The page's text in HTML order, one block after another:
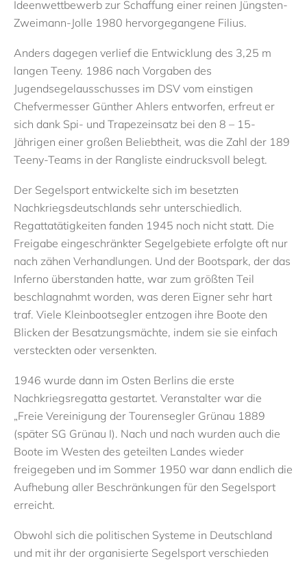
Ideenwettbewerb zur Schaffung einer reinen Jüngsten-
Zweimann-Jolle 1980 hervorgegangene Filius.
Anders dagegenverlief die Entwicklung des 3,25 m
langenTeeny. 1986 nach Vorgaben des
Jugendsegelausschusses im DSV vom einstigen
Chefvermesser Günther Ahlers entworfen, erfreut er
sich dank Spi- und Trapezeinsatz bei den 8 – 15-
Jährigen einer großen Beliebtheit, was die Zahl der 189
Teeny-Teams in der Rangliste eindrucksvoll belegt.
Der Segelsport entwickelte sich im besetzten
Nachkriegsdeutschlands sehr unterschiedlich.
Regattatätigkeiten fanden 1945 noch nicht statt. Die
Freigabe eingeschränkter Segelgebiete erfolgte oft nur
nach zähen Verhandlungen. Und der Bootspark, der das
Inferno überstanden hatte,war zum größten Teil
beschlagnahmt worden,was deren Eigner sehr hart
traf. Viele Kleinbootsegler entzogen ihre Boote den
Blicken der Besatzungsmächte, indem sie sie einfach
versteckten oderversenkten.
1946 wurde dann im Osten Berlins die erste
Nachkriegsregatta gestartet.Veranstalter war die
„Freie Vereinigung der Tourensegler Grünau 1889
(später SG Grünau I). Nach und nach wurden auch die
Boote im Westen des geteilten Landes wieder
freigegeben und im Sommer 1950 war dann endlich die
Aufhebung aller Beschränkungen für den Segelsport
erreicht.
Obwohl sich die politischen Systeme in Deutschland
und mit ihr der organisierte Segelsport verschieden